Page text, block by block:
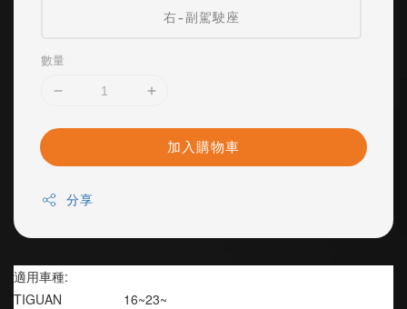
右-副駕駛座
數量
加入購物車
分享
適用車種:
TIGUAN                 16~23~